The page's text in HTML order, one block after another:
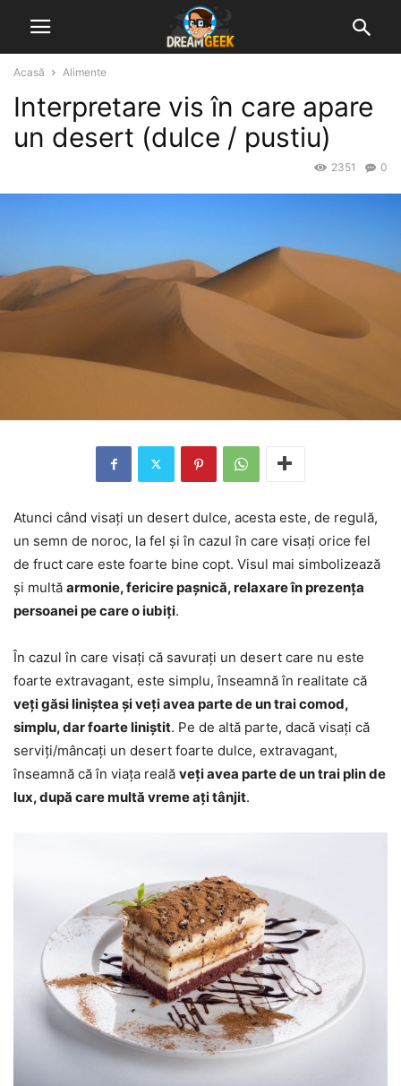
Acasă Alimente
Interpretare vis în care apare
un desert (dulce / pustiu)
0
2351
Atunci când visați un desert dulce, acesta este, de regulă,
un semn de noroc, la fel și în cazul în care visați orice fel
de fruct care este foarte bine copt. Visul mai simbolizează
și multă armonie, fericire pașnică, relaxare în prezența
persoanei pe care o iubiți.
În cazul în care visați că savurați un desert care nu este
foarte extravagant, este simplu, înseamnă în realitate că
veți găsi liniștea și veți avea parte de un trai comod,
simplu, dar foarte liniștit. Pe de altă parte, dacă visați că
serviți/mâncați un desert foarte dulce, extravagant,
înseamnă că în viața reală veți avea parte de un trai plin de
lux, după care multă vreme ați tânjit.